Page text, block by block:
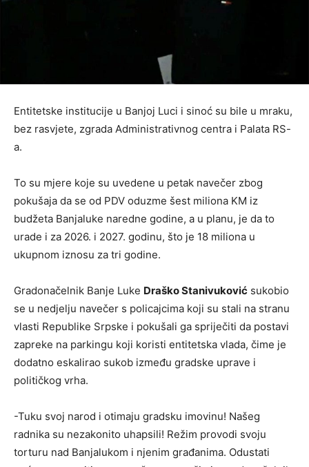
Entitetske institucije u Banjoj Luci i sinoć su bile u mraku,
bez rasvjete, zgrada Administrativnog centra i Palata RS-
a.
To su mjere koje su uvedene u petak navečer zbog
pokušaja da se od PDV oduzme šest miliona KM iz
budžeta Banjaluke naredne godine, a u planu, je da to
urade i za 2026. i 2027. godinu, što je 18 miliona u
ukupnom iznosu za tri godine.
Gradonačelnik Banje Luke Draško Stanivuković sukobio
se u nedjelju navečer s policajcima koji su stali na stranu
vlasti Republike Srpske i pokušali ga spriječiti da postavi
zapreke na parkingu koji koristi entitetska vlada, čime je
dodatno eskalirao sukob između gradske uprave i
političkog vrha.
-Tuku svoj narod i otimaju gradsku imovinu! Našeg
radnika su nezakonito uhapsili! Režim provodi svoju
torturu nad Banjalukom i njenim građanima. Odustati